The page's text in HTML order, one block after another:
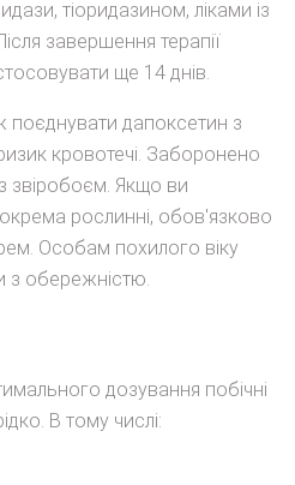
тіоридазином, ліками із
завершення терапії
ще 14 днів.
дапоксетин з
кровотечі. Заборонено
звіробоєм. Якщо ви
рослинні, обов'язково
Особам похилого віку
з обережністю.
дозування побічні
В тому числі: